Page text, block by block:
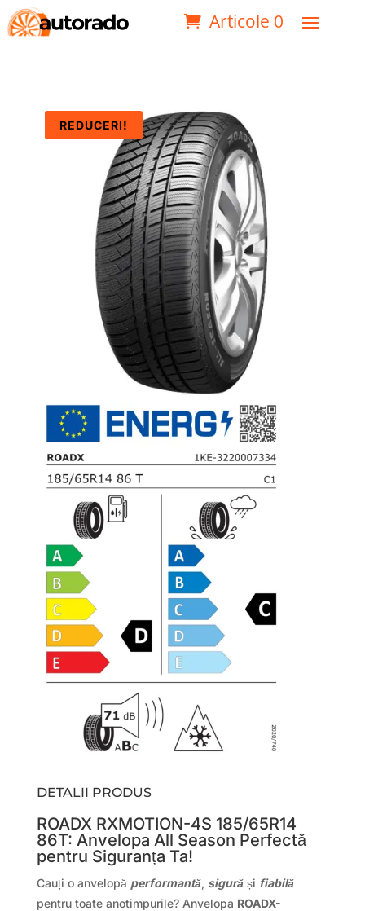
Articole 0
REDUCERI!
DETALII PRODUS
ROADX RXMOTION-4S 185/65R14
86T: Anvelopa All Season Perfectă
pentru Siguranța Ta!
Cauți o anvelopă performantă, sigurăși fiabilă
pentru toate anotimpurile? Anvelopa ROADX-